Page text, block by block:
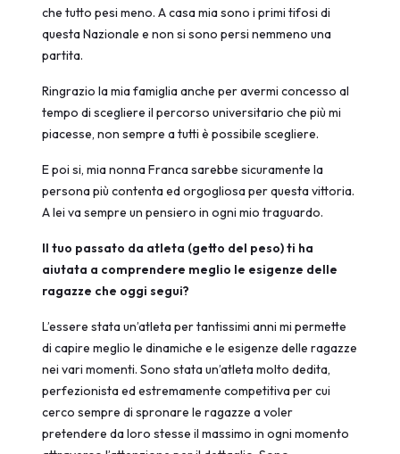
che tutto pesi meno. A casa mia sono i primi tifosi di
questa Nazionale e non si sono persi nemmeno una
partita.
Ringrazio la mia famiglia anche per avermi concesso al
tempo di scegliere il percorso universitario che più mi
piacesse, non sempre a tutti è possibile scegliere.
E poi si, mia nonna Franca sarebbe sicuramente la
persona più contenta ed orgogliosa per questa vittoria.
A lei va sempre un pensiero in ogni mio traguardo.
Il tuo passato da atleta (getto del peso) ti ha
aiutata a comprendere meglio le esigenze delle
ragazze che oggi segui?
L’essere stata un’atleta per tantissimi anni mi permette
di capire meglio le dinamiche e le esigenze delle ragazze
nei vari momenti. Sono stata un’atleta molto dedita,
perfezionista ed estremamente competitiva per cui
cerco sempre di spronare le ragazze a voler
pretendere da loro stesse il massimo in ogni momento